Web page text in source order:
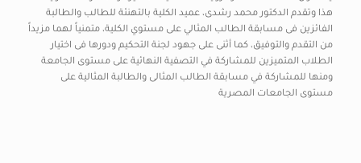
هذا وتقدم الدكتور محمد رشدى، عميد الكلية بالتهنئة للطالب والطالبة
الفائزين فى مسابقة الطالب المثالي على مستوي الكلية، متمنياً لهما مزيداً
من التقدم والتوفيق، كما أثنى على جهود لجنة التحكيم ودورها فى اختيار
الطلاب المتميزين للمشاركة في التصفية النهائية على مستوى الجامعة
ومنها للمشاركة في مسابقة الطالب المثالى والطالبة المثالية على
مستوى الجامعات المصرية